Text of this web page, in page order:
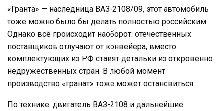
«Гранта» — наследница ВАЗ-2108/09, этот автомобиль
тоже можно было бы делать полностью российским.
Однако всё происходит наоборот: отечественных
поставщиков отлучают от конвейера, вместо
комплектующих из РФ ставят детальки из откровенно
недружественных стран. В любой момент
производство «гранат» тоже может остановиться.
По технике: двигатель ВАЗ-2108 и дальнейшие